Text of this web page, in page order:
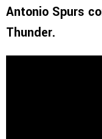
Antonio Spurs
Thunder.